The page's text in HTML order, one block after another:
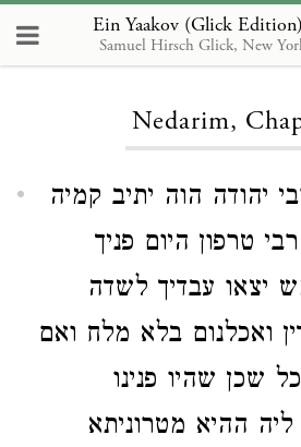
Ein Yaakov (Glick
Samuel Hirsch Glick, New
Loading...
Nedarim,
יהודה הוה יתיב קמיה
טרפון היום פניך
יצאו עבדיך לשדה
ואכלנום בלא מלח ואם
שכן שהיו פנינו
ההיא מטרוניתא